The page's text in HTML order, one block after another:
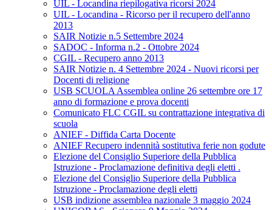
UIL - Locandina riepilogativa ricorsi 2024
UIL - Locandina - Ricorso per il recupero dell'anno
2013
SAIR Notizie n.5 Settembre 2024
SADOC - Informa n.2 - Ottobre 2024
CGIL - Recupero anno 2013
SAIR Notizie n. 4 Settembre 2024 - Nuovi ricorsi per
Docenti di religione
USB SCUOLA Assemblea online 26 settembre ore 17
anno di formazione e prova docenti
Comunicato FLC CGIL su contrattazione integrativa di
scuola
ANIEF - Diffida Carta Docente
ANIEF Recupero indennità sostitutiva ferie non godute
Elezione del Consiglio Superiore della Pubblica
Istruzione - Proclamazione definitiva degli eletti .
Elezione del Consiglio Superiore della Pubblica
Istruzione - Proclamazione degli eletti
USB indizione assemblea nazionale 3 maggio 2024